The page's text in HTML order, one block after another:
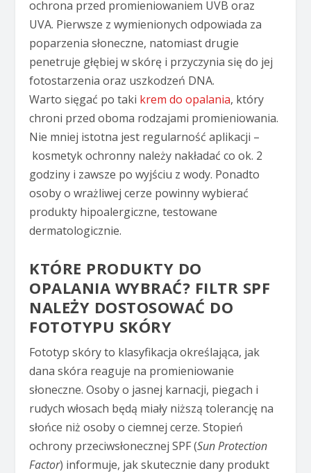
ochrona przed promieniowaniem UVB oraz
UVA. Pierwsze z wymienionych odpowiada za
poparzenia słoneczne, natomiast drugie
penetruje głębiej w skórę i przyczynia się do jej
fotostarzenia oraz uszkodzeń DNA.
Warto sięgać po taki krem do opalania, który
chroni przed oboma rodzajami promieniowania.
Nie mniej istotna jest regularność aplikacji –
kosmetyk ochronny należy nakładać co ok. 2
godziny i zawsze po wyjściu z wody. Ponadto
osoby o wrażliwej cerze powinny wybierać
produkty hipoalergiczne, testowane
dermatologicznie.
KTÓRE PRODUKTY DO
OPALANIA WYBRAĆ? FILTR SPF
NALEŻY DOSTOSOWAĆ DO
FOTOTYPU SKÓRY
Fototyp skóry to klasyfikacja określająca, jak
dana skóra reaguje na promieniowanie
słoneczne. Osoby o jasnej karnacji, piegach i
rudych włosach będą miały niższą tolerancję na
słońce niż osoby o ciemnej cerze. Stopień
ochrony przeciwsłonecznej SPF (Sun Protection
Factor) informuje, jak skutecznie dany produkt